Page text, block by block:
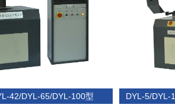
42/DYL-65/DYL-100型 DYL-5/DYL-